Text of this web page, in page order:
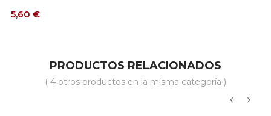
Precio
5,60 €
PRODUCTOS RELACIONADOS
( 4 otros productos en la misma categoría )